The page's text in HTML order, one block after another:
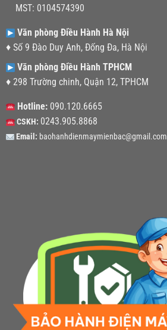
MST: 0104574390
Văn phòng Điều Hành Hà Nội
♦ Số 9 Đào Duy Anh, Đống Đa, Hà Nội
Văn phòng Điều Hành TPHCM
♦ 298 Trường chinh, Quận 12, TPHCM
Hotline:090.120.6665
CSKH: 0243.905.8868
Email: baohanhdienmaymienbac@gmail.com